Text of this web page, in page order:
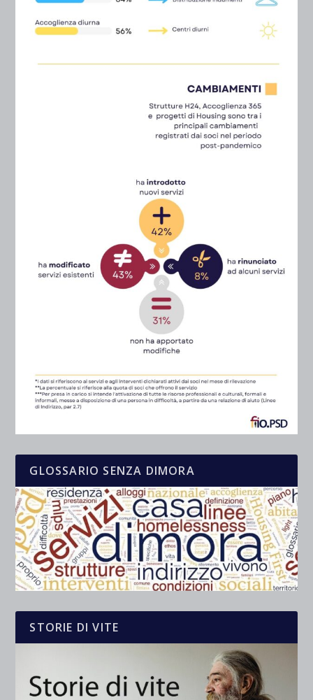
GLOSSARIO SENZA DIMORA
STORIE DI VITE